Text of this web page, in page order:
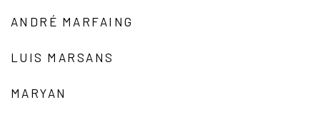
ANDRÉ MARFAING
LUIS MARSANS
MARYAN